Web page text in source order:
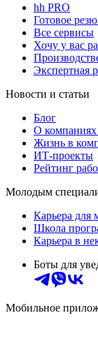
hh PRO
Готовое
Все сервисы
Хочу у вас
Экспертная
Новости и статьи
Блог
О
Жизнь в
ИТ-проекты
Рейтинг
Молодым
Карьера для
Школа
Карьера в
Боты для
Мобильное